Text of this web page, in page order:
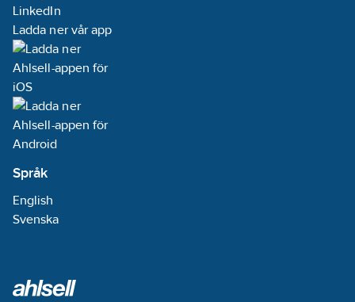
LinkedIn
Ladda ner vår app
Språk
English
Svenska